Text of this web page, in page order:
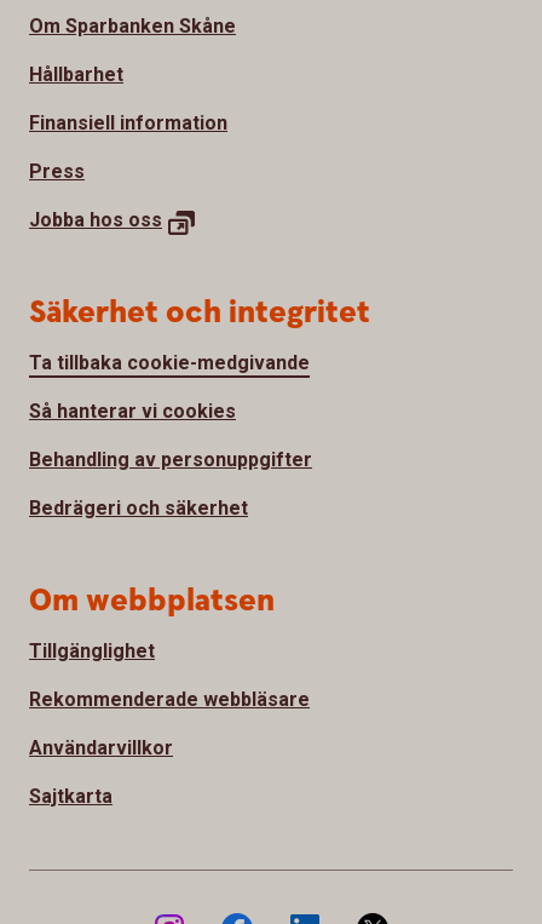
Om Sparbanken Skåne
Hållbarhet
Finansiell information
Press
Jobba hos oss
Säkerhet och integritet
Ta tillbaka cookie-medgivande
Så hanterar vi cookies
Behandling av personuppgifter
Bedrägeri och säkerhet
Om webbplatsen
Tillgänglighet
Rekommenderade webbläsare
Användarvillkor
Sajtkarta